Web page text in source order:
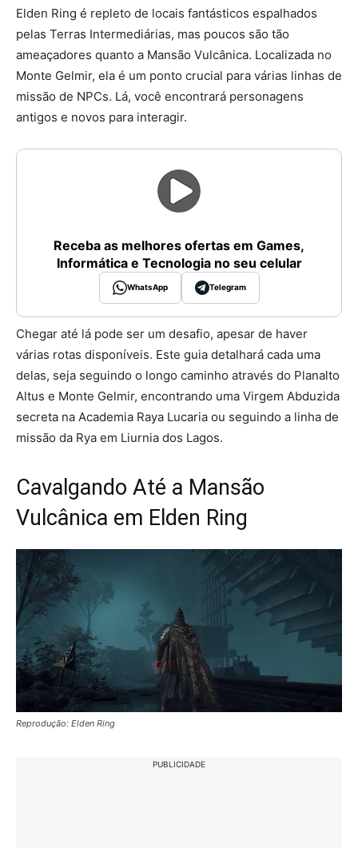
Elden Ring é repleto de locais fantásticos espalhados
pelas Terras Intermediárias, mas poucos são tão
ameaçadores quanto a Mansão Vulcânica. Localizada no
Monte Gelmir, ela é um ponto crucial para várias linhas de
missão de NPCs. Lá, você encontrará personagens
antigos e novos para interagir.
Receba as melhores ofertas em Games,
Informática e Tecnologia no seu celular
WhatsApp Telegram
Chegar até lá pode ser um desafio, apesar de haver
várias rotas disponíveis. Este guia detalhará cada uma
delas, seja seguindo o longo caminho através do Planalto
Altus e Monte Gelmir, encontrando uma Virgem Abduzida
secreta na Academia Raya Lucaria ou seguindo a linha de
missão da Rya em Liurnia dos Lagos.
Cavalgando Até a Mansão
Vulcânica em Elden Ring
Reprodução: Elden Ring
PUBLICIDADE